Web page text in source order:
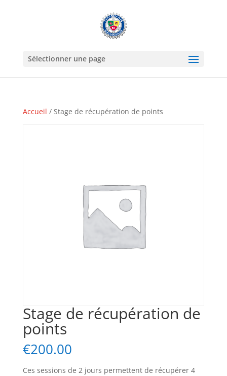
Sélectionner une page
Accueil / Stage de récupération de points
Stage de récupération de
points
€200.00
Ces sessions de 2 jours permettent de récupérer 4